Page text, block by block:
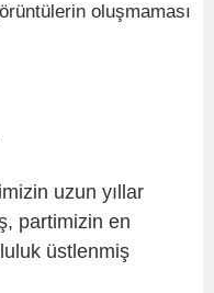
oluşmaması
uzun yıllar
partimizin en
üstlenmiş